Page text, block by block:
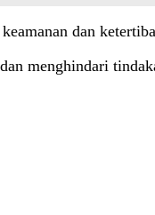
dan
menghindari